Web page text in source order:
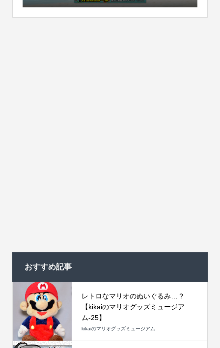
おすすめ記事
レトロなマリオのぬいぐるみ…？
【kikaiのマリオグッズミュージア
ム-25】
kikaiのマリオグッズミュージアム